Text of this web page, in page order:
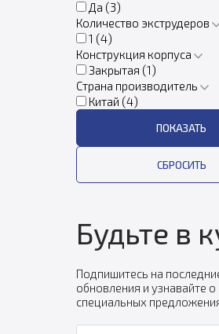
Да (3)
Количество экструдеров
1 (4)
Конструкция корпуса
Закрытая (1)
Страна производитель
Китай (4)
Будьте в
Подпишитесь на
обновления и узнавайте
специальных